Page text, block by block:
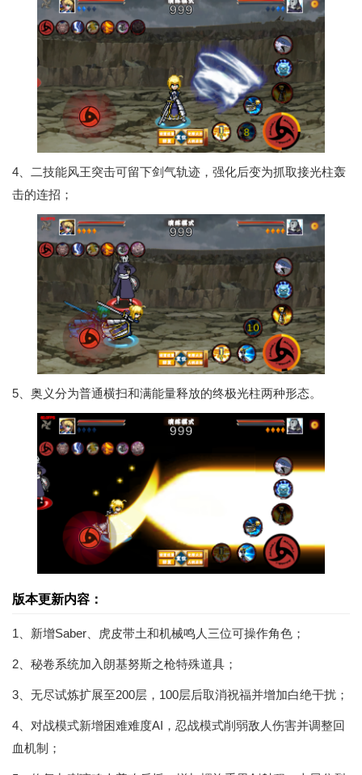
4、二技能风王突击可留下剑气轨迹，强化后变为抓取接光柱轰
击的连招；
5、奥义分为普通横扫和满能量释放的终极光柱两种形态。
版本更新内容：
1、新增Saber、虎皮带土和机械鸣人三位可操作角色；
2、秘卷系统加入朗基努斯之枪特殊道具；
3、无尽试炼扩展至200层，100层后取消祝福并增加白绝干扰；
4、对战模式新增困难难度AI，忍战模式削弱敌人伤害并调整回
血机制；